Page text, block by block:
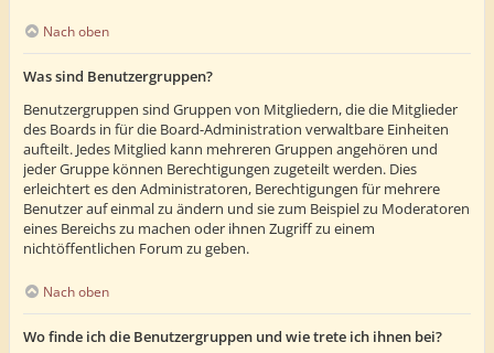
Nach oben
Was sind Benutzergruppen?
Benutzergruppen sind Gruppen von Mitgliedern, die die Mitglieder
des Boards in für die Board-Administration verwaltbare Einheiten
aufteilt. Jedes Mitglied kann mehreren Gruppen angehören und
jeder Gruppe können Berechtigungen zugeteilt werden. Dies
erleichtert es den Administratoren, Berechtigungen für mehrere
Benutzer auf einmal zu ändern und sie zum Beispiel zu Moderatoren
eines Bereichs zu machen oder ihnen Zugriff zu einem
nichtöffentlichen Forum zu geben.
Nach oben
Wo finde ich die Benutzergruppen und wie trete ich ihnen bei?